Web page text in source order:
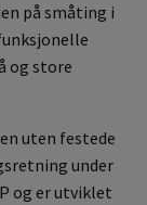
på småting i
og store
uten festede
under
og er utviklet